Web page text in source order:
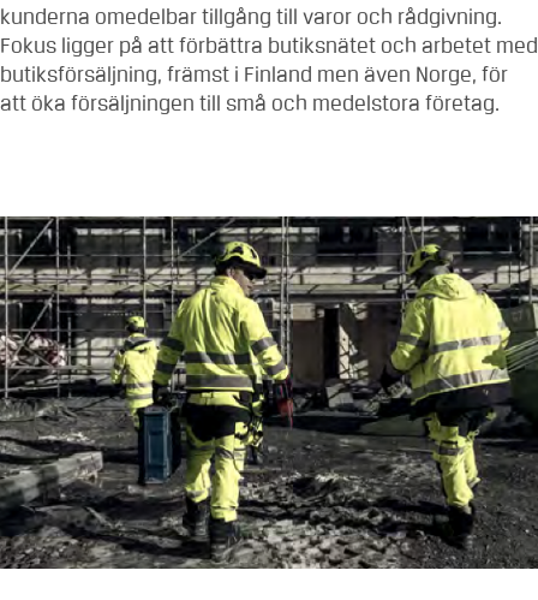
kunderna omedelbar tillgång till varor och rådgivning.
Fokus ligger på att förbättra butiksnätet och arbetet med
butiksförsäljning, främst i Finland men även Norge, för
att öka försäljningen till små och medelstora företag.